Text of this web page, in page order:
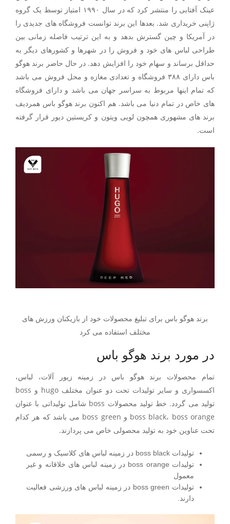
عینک آفتابی را منتشر کرد که در سال ۱۹۹۰ امتیاز توسط یک گروه
ژاپنی خریداری شد. بعدها این برند توانست فروشگاه های جدیدی را
در آمریکا و چین گسترش بدهد و به این ترتیب فاصله زمانی بین
طراحی لباس های خود و فروش را در شهرها و کشورهای دیگر به
حداقل برساند و سهام خود را افزایش دهد. در حال حاضر برند هوگو
باس دارای ۳۸۸ فروشگاه و تعدادی مغازه و محل فروش می باشد
که تمام اینها مربوط به سراسر جهان می باشد و دارای فروشگاه
های خاص در تمام دنیا می باشد. هم اکنون برند هوگو باس همردیف
برند های مشهوری همچون لویی ویتون و کریستین دیور قرار گرفته
است.
برند هوگو باس برای تبلیغ محصولات خود از بازیکنان ورزش های
مختلف استفاده می کرد
در مورد برند هوگو باس
تمام محصولات برند هوگو باس در زمینه زیور آلات، لباس،
اکسسواری و سایر تولیدات تحت دو عنوان مختلف hugo و boss
تولید می گردد. خط تولید محصولات boss شامل تولیداتی با عنوان
boss black، boss orange و boss green می باشد که هر کدام
تحت عناوین خود به تولید محصولی خاص می پردازند.
تولیدات boss black در زمینه لباس های کلاسیک و رسمی
تولیدات boss orange در زمینه لباس های خلاقانه و غیر
معمول
تولیدات boss green در زمینه لباس های ورزشی فعالیت
دارند.